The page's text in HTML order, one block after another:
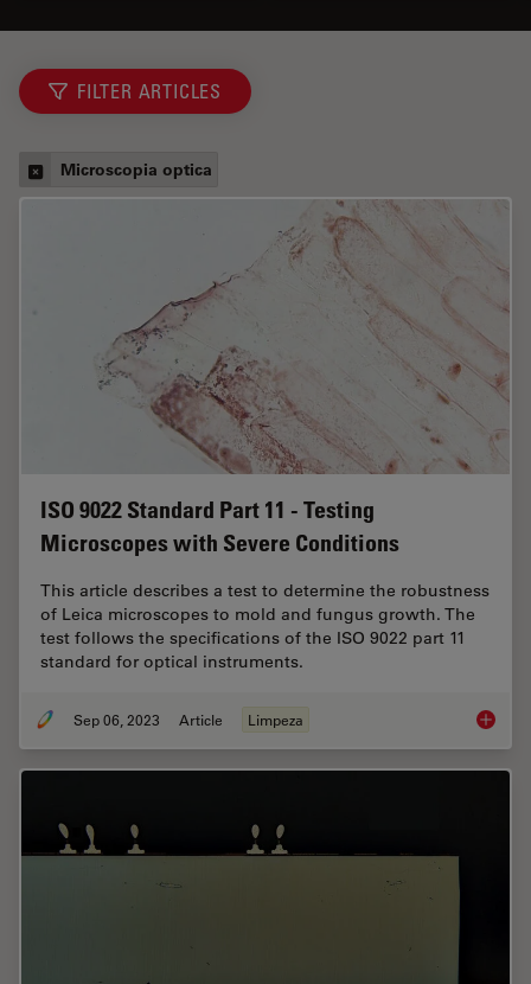
FILTER ARTICLES
Microscopia optica
ISO 9022 Standard Part 11 - Testing
Microscopes with Severe Conditions
This article describes a test to determine the robustness
of Leica microscopes to mold and fungus growth. The
test follows the specifications of the ISO 9022 part 11
standard for optical instruments.
Sep 06, 2023 Article Limpeza ISO